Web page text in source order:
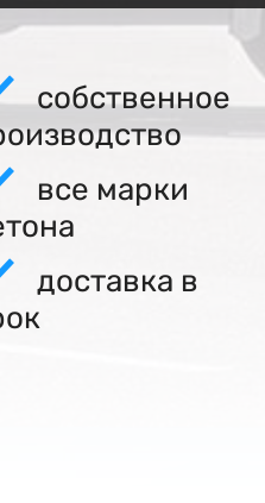
собственное
все марки
доставка в